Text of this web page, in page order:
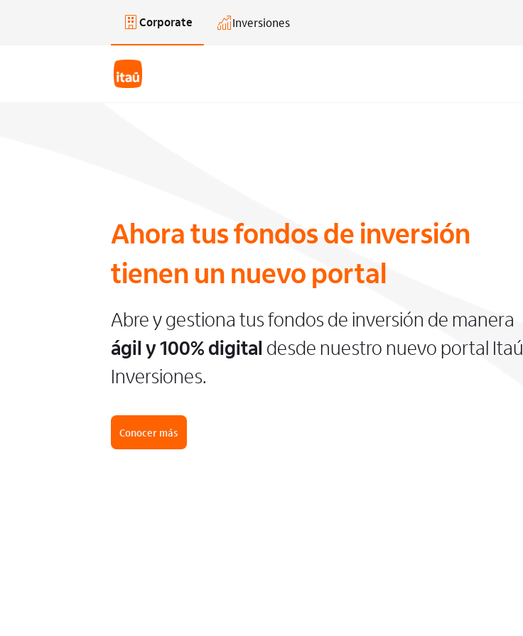
Saltar al contenido principalCorporate Inversiones
Ahora tus fondos de inversión
tienen un nuevo portal
Abre y gestiona tus fondos de inversión de manera
ágil y 100% digital desde nuestro nuevo portal Itaú
Inversiones.
Conocer más